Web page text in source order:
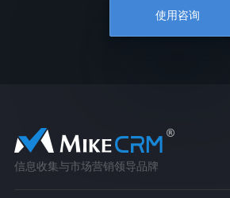
使用咨询
信息收集与市场营销领导品牌